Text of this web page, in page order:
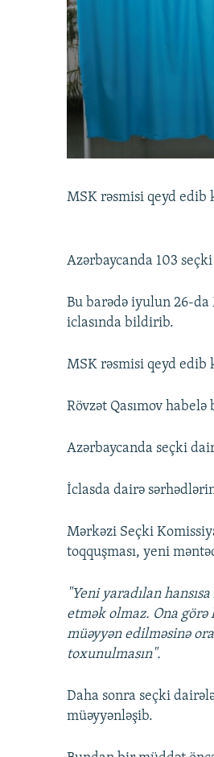
KARIKATURA
İSLAM VƏ DEMOKRATIYA
İZ - MƏDƏNIYYƏT PROQRAMI
PEŞƏ ETIKASI VƏ JURNALISTIKA
STANDARTLARIMIZ
MATERIALLARIMIZDAN ISTIFADƏ
AZADLIQRADIOSU MOBIL
BIZIMLƏ ƏLAQƏ
MSK rəsmisi qeyd edib
Azərbaycanda 103
Bu barədə iyulun 26-da
iclasında bildirib.
MSK rəsmisi qeyd edib
Rövzət Qasımov
Azərbaycanda seçki
İclasda dairə
Mərkəzi Seçki
toqquşması, yeni
"Yeni yaradılan
etmək olmaz. Ona
müəyyən edilməsinə
toxunulmasın".
Daha sonra seçki
müəyyənləşib.